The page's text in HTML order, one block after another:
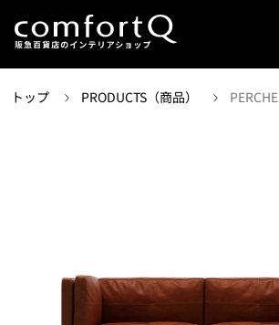
トップ PRODUCTS（商品） PERCHE